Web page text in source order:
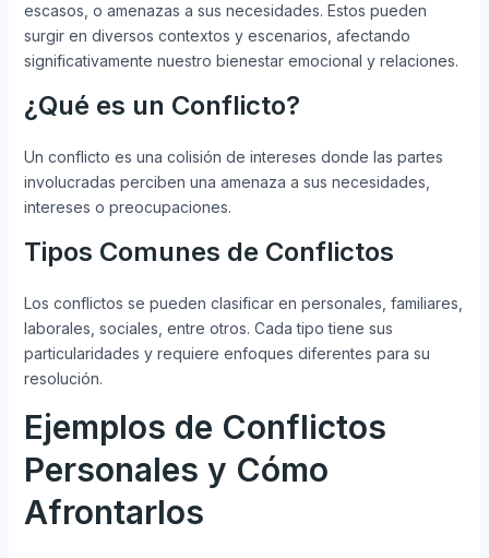
escasos, o amenazas a sus necesidades. Estos pueden
surgir en diversos contextos y escenarios, afectando
significativamente nuestro bienestar emocional y relaciones.
¿Qué es un Conflicto?
Un conflicto es una colisión de intereses donde las partes
involucradas perciben una amenaza a sus necesidades,
intereses o preocupaciones.
Tipos Comunes de Conflictos
Los conflictos se pueden clasificar en personales, familiares,
laborales, sociales, entre otros. Cada tipo tiene sus
particularidades y requiere enfoques diferentes para su
resolución.
Ejemplos de Conflictos
Personales y Cómo
Afrontarlos